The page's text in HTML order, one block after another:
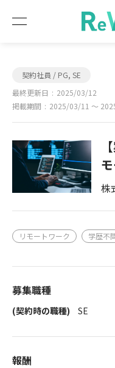
契約社員 / PG, SE
最終更新日
2025/03/12
掲載期間
2025/03/11 〜
株
リモートワーク 学歴不
募集職種
(契約時の職種) SE
報酬